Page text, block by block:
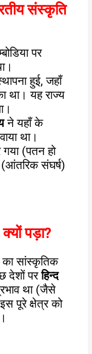
संस्कृति
पर
हुई, जहाँ
था। यह राज्य
ने यहाँ के
था।
गया (पतन हो
संघर्ष)
क्यों पड़ा?
का सांस्कृतिक
देशों परहिन्द
था (जैसे
पूरे क्षेत्र को